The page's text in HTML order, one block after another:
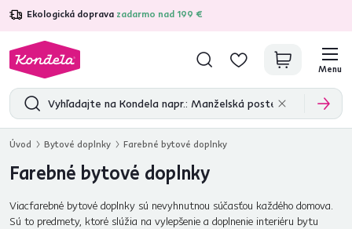
Ekologická doprava zadarmo nad 199 €
4,7 31 211overených produktových recenzií
Menu
Úvod Bytové doplnky Farebné bytové doplnky
Farebné bytové doplnky
Viacfarebné bytové doplnky sú nevyhnutnou súčasťou každého domova.
Sú to predmety, ktoré slúžia na vylepšenie a doplnenie interiéru bytu